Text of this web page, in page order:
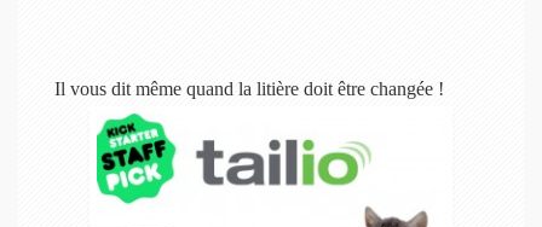
Il vous dit même quand la litière doit être changée !